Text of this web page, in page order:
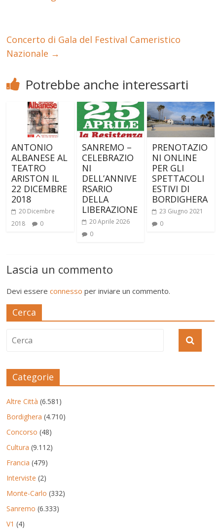
Concerto di Gala del Festival Cameristico
Nazionale →
Potrebbe anche interessarti
ANTONIO
ALBANESE AL
TEATRO
ARISTON IL
22 DICEMBRE
2018
20 Dicembre
2018
0
SANREMO –
CELEBRAZIO
NI
DELL’ANNIVE
RSARIO
DELLA
LIBERAZIONE
20 Aprile 2026
0
PRENOTAZIO
NI ONLINE
PER GLI
SPETTACOLI
ESTIVI DI
BORDIGHERA
23 Giugno 2021
0
Lascia un commento
Devi essereconnesso per inviare un commento.
Cerca
Categorie
Altre Città (6.581)
Bordighera (4.710)
Concorso (48)
Cultura (9.112)
Francia (479)
Interviste (2)
Monte-Carlo (332)
Sanremo (6.333)
V1 (4)